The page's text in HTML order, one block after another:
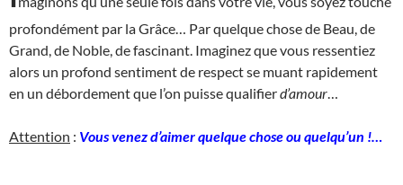
profondément par la Grâce… Par quelque chose de Beau, de
Grand, de Noble, de fascinant. Imaginez que vous ressentiez
alors un profond sentiment de respect se muant rapidement
en un débordement que l’on puisse qualifierd’amour
Attention : Vous venez d’aimer quelque chose ou quelqu’un !…